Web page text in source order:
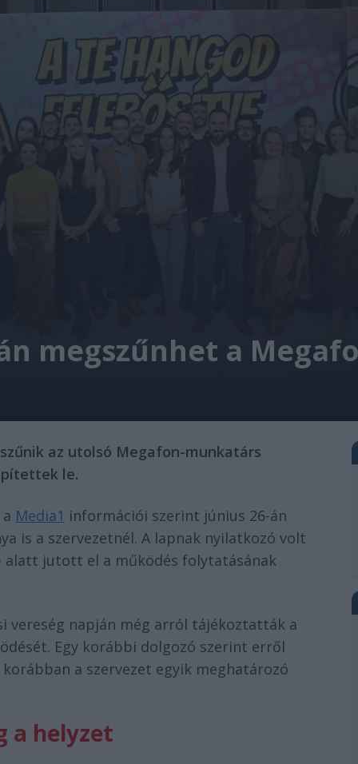
megszűnhet a
az utolsó Megafon-munkatárs
le.
Media1 információi szerint június 26-án
is a szervezetnél. A lapnak nyilatkozó volt
alatt jutott el a működés folytatásának
vereség napján még arról tájékoztatták a
Egy korábbi dolgozó szerint erről
a szervezet egyik meghatározó
a helyzet